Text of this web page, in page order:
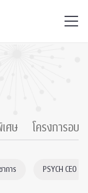
ศษ โครงการอบร
การ PSYCH CEO